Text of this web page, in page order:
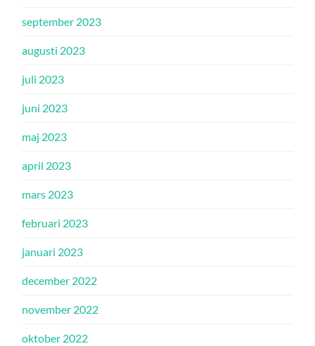
september 2023
augusti 2023
juli 2023
juni 2023
maj 2023
april 2023
mars 2023
februari 2023
januari 2023
december 2022
november 2022
oktober 2022